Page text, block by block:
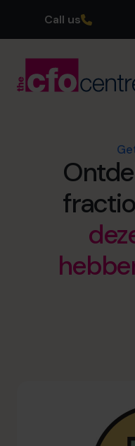
Call us
Getuigenissen
Word lid van ons team
Plan een